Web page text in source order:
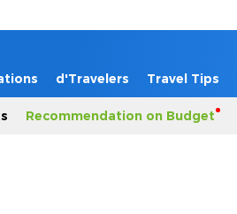
d'Travelers Travel Tips
Recommendation on Budget